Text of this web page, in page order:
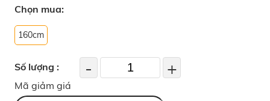
Chọn mua:
160cm
Số lượng : - +
Mã giảm giá